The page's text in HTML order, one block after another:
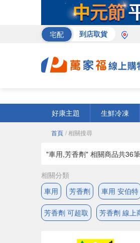
宅配 到店取貨
好康主題
生鮮冷凍
首頁 / 相關搜尋
"車用,芳香劑" 相關商品共36
相關分類
車用
芳香劑 車用 安伯特
芳香劑 可超取 芳香劑 線上